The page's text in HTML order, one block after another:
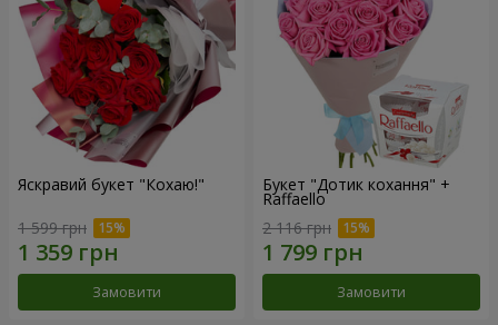
Яскравий букет "Кохаю!"
1 599 грн
Замовити
Букет "Дотик кохання" +
Raffaello
2 116 грн
Замовити